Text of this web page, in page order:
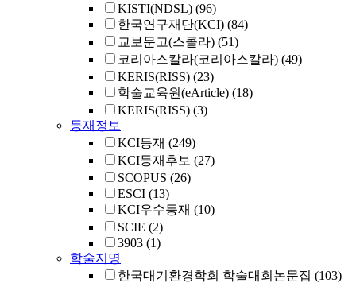
KISTI(NDSL) (96)
한국연구재단(KCI) (84)
교보문고(스콜라) (51)
코리아스칼라(코리아스칼라) (49)
KERIS(RISS) (23)
학술교육원(eArticle) (18)
KERIS(RISS) (3)
등재정보
KCI등재 (249)
KCI등재후보 (27)
SCOPUS (26)
ESCI (13)
KCI우수등재 (10)
SCIE (2)
3903 (1)
학술지명
한국대기환경학회 학술대회논문집 (103)